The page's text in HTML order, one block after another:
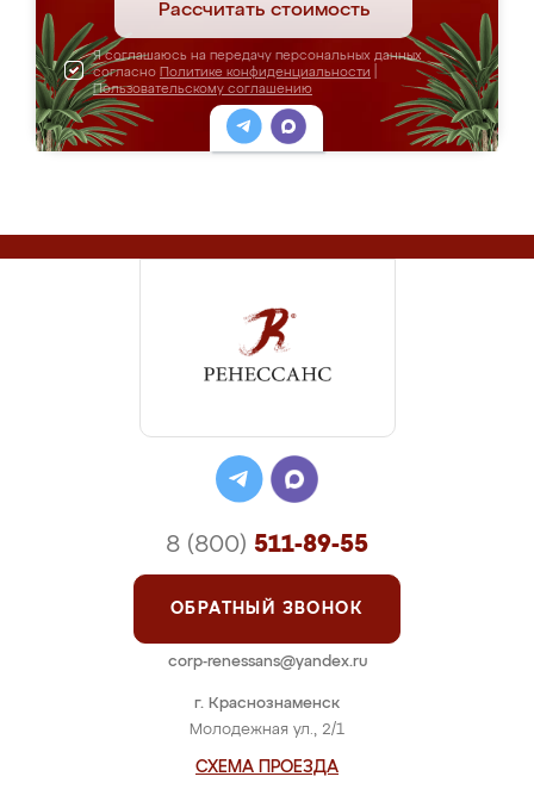
Рассчитать стоимость
Я соглашаюсь на передачу персональных данных
согласно Политике конфиденциальности
Пользовательскому соглашению
г. Краснознаменск
Молодежная ул., 2/1
СХЕМА ПРОЕЗДА
8 (800) 511-89-55
ОБРАТНЫЙ ЗВОНОК
corp-renessans@yandex.ru